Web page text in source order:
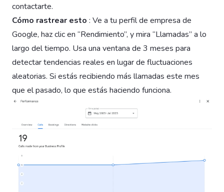
contactarte.
Cómo rastrear esto : Ve a tu perfil de empresa de
Google, haz clic en “Rendimiento”, y mira “Llamadas” a lo
largo del tiempo. Usa una ventana de 3 meses para
detectar tendencias reales en lugar de fluctuaciones
aleatorias. Si estás recibiendo más llamadas este mes
que el pasado, lo que estás haciendo funciona.